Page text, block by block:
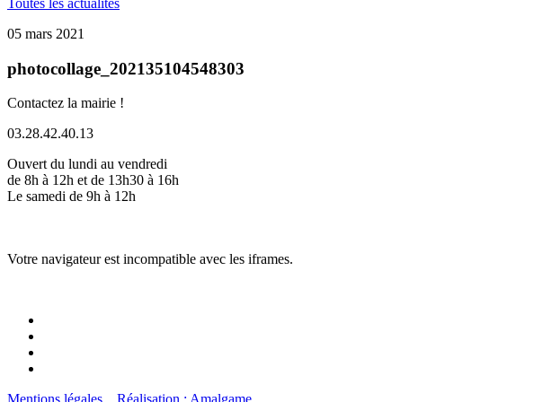
Toutes les actualités
05 mars 2021
photocollage_202135104548303
Contactez la mairie !
03.28.42.40.13
Ouvert du lundi au vendredi
de 8h à 12h et de 13h30 à 16h
Le samedi de 9h à 12h
Votre navigateur est incompatible avec les iframes.